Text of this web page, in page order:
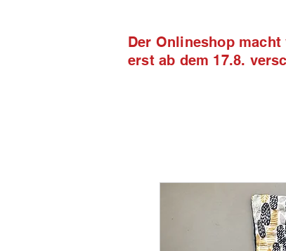
Der Onlineshop
erst ab dem 17.8.